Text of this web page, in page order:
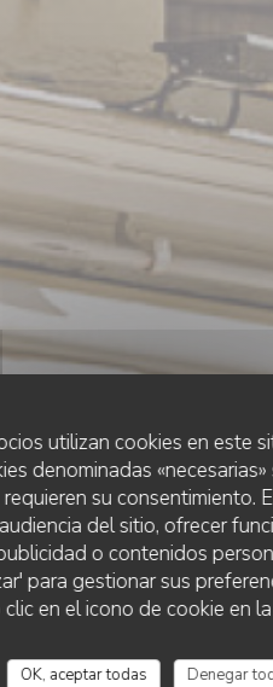
utilizan cookies en este
denominadas
su consentimiento.
del sitio, ofrecer
o contenidos
para gestionar sus
en el icono de cookie en
OK, aceptar todas Denegar
RESTAURANT
•
Le